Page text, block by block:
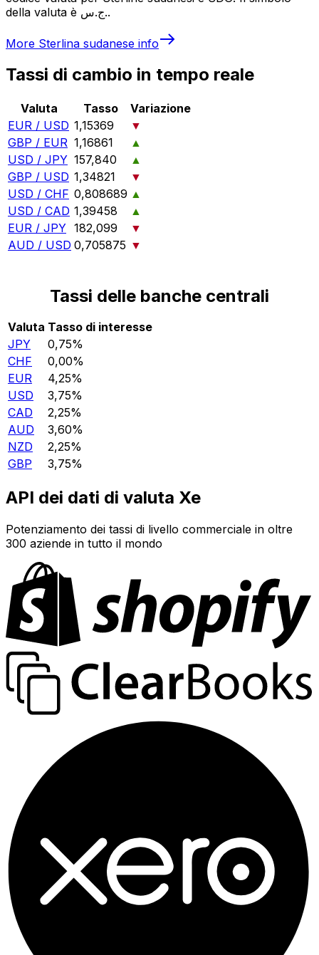
della valuta è ج.س..
More Sterlina sudanese info
Tassi di cambio in tempo reale
Valuta Tasso
Variazione
EUR / USD 1,15369
▼
GBP / EUR 1,16861
▲
USD / JPY 157,840
▲
GBP / USD 1,34821
▼
USD / CHF 0,808689 ▲
USD / CAD 1,39458
▲
EUR / JPY 182,099
▼
AUD / USD 0,705875 ▼
Tassi delle banche centrali
Valuta Tasso di interesse
JPY
0,75%
CHF
0,00%
EUR
4,25%
USD
3,75%
CAD
2,25%
AUD
3,60%
NZD
2,25%
GBP
3,75%
API dei dati di valuta Xe
Potenziamento dei tassi di livello commerciale in oltre
300 aziende in tutto il mondo